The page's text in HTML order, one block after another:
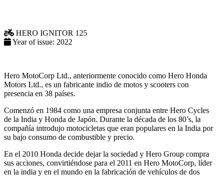
HERO IGNITOR 125
Year of issue: 2022
Hero MotoCorp Ltd., anteriormente conocido como Hero Honda
Motors Ltd., es un fabricante indio de motos y scooters con
presencia en 38 países.
Comenzó en 1984 como una empresa conjunta entre Hero Cycles
de la India y Honda de Japón. Durante la década de los 80’s, la
compañía introdujo motocicletas que eran populares en la India por
su bajo consumo de combustible y precio.
En el 2010 Honda decide dejar la sociedad y Hero Group compra
sus acciones, convirtiéndose para el 2011 en Hero MotoCorp, líder
en la india y en el mundo en la fabricación de vehículos de dos